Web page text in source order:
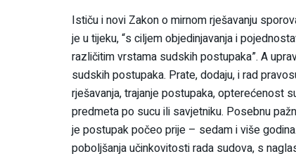
Ističu i novi Zakon o mirnom rješavanju
je u tijeku, “s ciljem objedinjavanja i
različitim vrstama sudskih postupaka”. A
sudskih postupaka. Prate, dodaju, i rad
rješavanja, trajanje postupaka, opterećenost
predmeta po sucu ili savjetniku. Posebnu
je postupak počeo prije – sedam i više
poboljšanja učinkovitosti rada sudova, s